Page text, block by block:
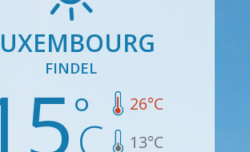
FINDEL
26°C
13°C